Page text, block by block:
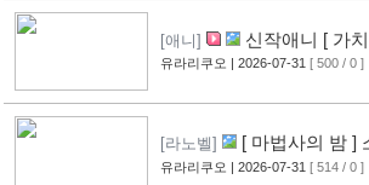
[애니]
신작애니 [ 가
상 공개
[13]
유라리쿠오 | 2026-07-31 [ 500 / 0 ]
[라노벨] [ 마법사의 밤 ]
유라리쿠오 | 2026-07-31 [ 514 / 0 ]